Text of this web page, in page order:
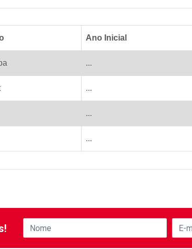
Ano Inicial
...
...
...
...